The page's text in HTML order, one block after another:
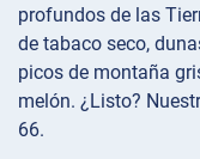
profundos de las
de tabaco seco,
picos de montaña
melón. ¿Listo?
66.